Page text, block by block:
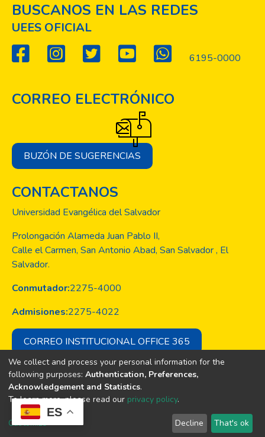
ES
BUSCANOS EN LAS REDES
UEES OFICIAL
6195-0000
CORREO ELECTRÓNICO
BUZÓN DE SUGERENCIAS
CONTACTANOS
Universidad Evangélica del Salvador
Prolongación Alameda Juan Pablo II,
Calle el Carmen, San Antonio Abad, San Salvador , El
Salvador.
Conmutador:2275-4000
Admisiones:2275-4022
CORREO INSTITUCIONAL OFFICE 365
Copyright © Todos los derechos son
de la Universidad Evangélica de El
We collect and process your personal information for the
following purposes: Authentication, Preferences,
Acknowledgement and Statistics.
To learn more, please read our privacy policy.
Customize Decline That's ok